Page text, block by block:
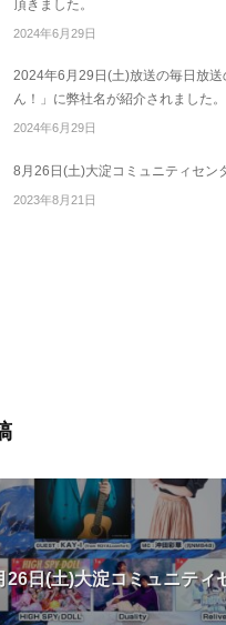
頂きました。
2024年6月29日
2024年6月29日(土)放送の毎日放
ん！」に弊社名が紹介されました。
2024年6月29日
8月26日(土)大淀コミュニティセン
2023年8月21日
26日(土)大淀コミュニティ